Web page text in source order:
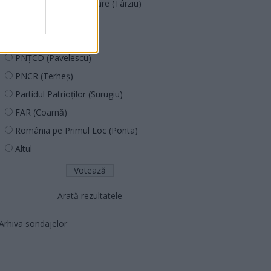
Acțiunea Conservatoare (Târziu)
PNȚCD (Pavelescu)
PNCR (Terheș)
Partidul Patrioților (Surugiu)
FAR (Coarnă)
România pe Primul Loc (Ponta)
Altul
Arată rezultatele
sondajelor